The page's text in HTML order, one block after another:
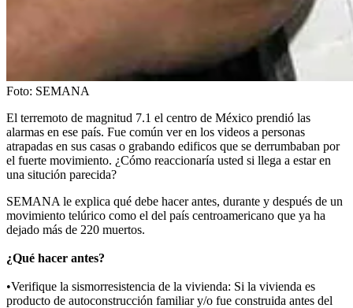
Foto: SEMANA
El terremoto de magnitud 7.1 el centro de México prendió las
alarmas en ese país. Fue común ver en los videos a personas
atrapadas en sus casas o grabando edificos que se derrumbaban por
el fuerte movimiento. ¿Cómo reaccionaría usted si llega a estar en
una situción parecida?
SEMANA le explica qué debe hacer antes, durante y después de un
movimiento telúrico como el del país centroamericano que ya ha
dejado más de 220 muertos.
¿Qué hacer antes?
•Verifique la sismorresistencia de la vivienda: Si la vivienda es
producto de autoconstrucción familiar y/o fue construida antes del